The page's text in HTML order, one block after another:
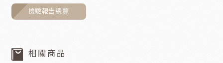
檢驗報告總覽
相關商品